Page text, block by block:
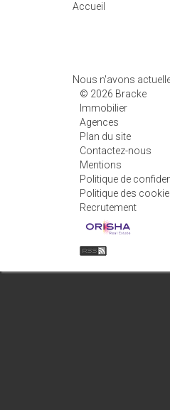
Accueil
Nous n'avons
© 2026 Bracke
Immobilier
Agences
Plan du site
Contactez-nous
Mentions
Politique de
Politique des
Recrutement